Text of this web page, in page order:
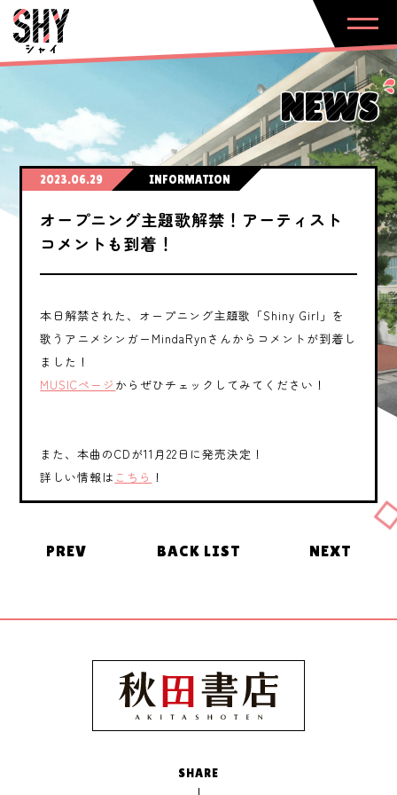
NEWS
2023.06.29 INFORMATION
オープニング主題歌解禁！アーティスト
コメントも到着！
本日解禁された、オープニング主題歌「Shiny Girl」を
歌うアニメシンガーMindaRynさんからコメントが到着し
ました！
MUSICページ からぜひチェックしてみてください！
また、本曲のCDが11月22日に発売決定！
詳しい情報は こちら ！
PREV BACK LIST NEXT
SHARE